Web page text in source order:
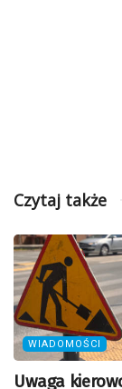
Czytaj także
WIADOMOŚCI
Uwaga